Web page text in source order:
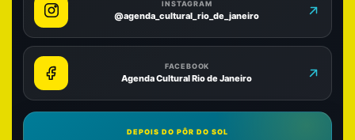
INSTAGRAM
@agenda_cultural_rio_de_janeiro
FACEBOOK
Agenda Cultural Rio de Janeiro
DEPOIS DO PÔR DO SOL